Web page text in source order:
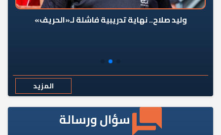
وليد صلاح.. نهاية تدريبية فاشلة لـ«الحريف»
المزيد
سؤال ورسالة